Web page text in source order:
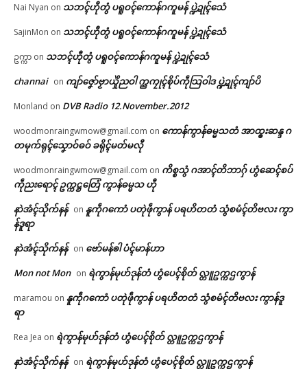
ပရိုၚ်လက္ကရဴအိုတ်
ညးဒါန်လိက်
ဗွဳဒဳယဵု
ကေတ်အဆက်
© ဌာန်ပရိုၚ်ဗၠးၜးမန်
In "လိက်ပရေၚ်"
March 18, 2026
ကၠောန်သ္ပအသေအဟာန်သ္ဘၚ်က
လေင်လိက်-သွဟ်လိက် ဂကောံဂို
လှာဒကှ် မရနုက်ကဵု (၅၂) ဝါ ပ္ဍဲ
ကွာန်သၞေဟ်သြောံ
January 23, 2026
In "ပရိုၚ်"
Nai Nyan on သဘၚ်ဟီုတွံ ပရူဝၚ်ကောန်ဂကူမန် ပ္ဍဲဍုၚ်သေံ
SajinMon on သဘၚ်ဟီုတွံ ပရူဝၚ်ကောန်ဂကူမန် ပ္ဍဲဍုၚ်သေံ
ဥက္ကာ on သဘၚ်ဟီုတွံ ပရူဝၚ်ကောန်ဂကူမန် ပ္ဍဲဍုၚ်သေံ
channai on ကျာ်ဇၞော်ဗၟာယှိုဲညဝါ က္ညကၠုၚ်စိုပ်ကဵုသြဝါဒ ပ္ဍဲဍုၚ်ကျာ်ပိ
Monland on DVB Radio 12.November.2012
woodmonraingwmow@gmail.com on ကောန်ကွာန်ဓမ္မသတံ အာထ္ၜးဆန္ဒ ဂ
တမုက်ရုၚ်သၞောဝ်ဓဝ် ခရိုၚ်မတ်မလီု
woodmonraingwmow@gmail.com on ကိစ္စသွံ ဂအာၚ်တိဘာဂှ် ဟွံဆေၚ်စပ်
ကဵုညးရောၚ် ဥက္ကဋ္ဌတြေံ ကွာန်ဓမ္မသ ဟီု
နာဲအံၚ်သိုက်နန် on နူကဵုဂကောံ ပတုဲဖဵုကွာန် ပရဟိတတံ သွံစမံၚ်တိဗလး ကွာ
န်ဒူရာ
နာဲအံၚ်သိုက်နန် on ဗော်မန်ၜါ ပံၚ်မာန်ဟာ
Mon not Mon on ရဲကွာန်မုဟ်ဒုန်တံ ဟွံပေၚ်စိုတ် လ္တူဥက္ကဌကွာန်
maramou on နူကဵုဂကောံ ပတုဲဖဵုကွာန် ပရဟိတတံ သွံစမံၚ်တိဗလး ကွာန်ဒူ
ရာ
Rea Jea on ရဲကွာန်မုဟ်ဒုန်တံ ဟွံပေၚ်စိုတ် လ္တူဥက္ကဌကွာန်
နာဲအံၚ်သိုက်နန် on ရဲကွာန်မုဟ်ဒုန်တံ ဟွံပေၚ်စိုတ် လ္တူဥက္ကဌကွာန်